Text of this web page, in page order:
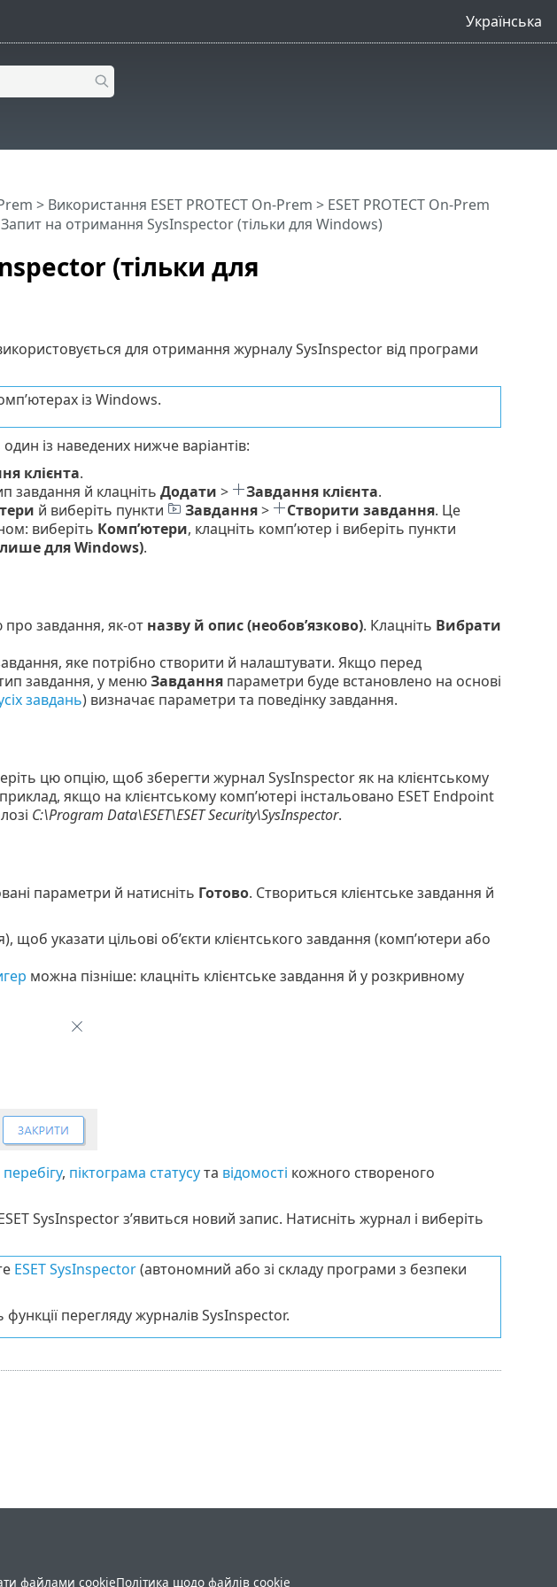
Українська
(тільки для
> Використання ESET PROTECT On-Prem > ESET PROTECT On-Prem
на отримання SysInspector (тільки для Windows)
для отримання журналу SysInspector від програми
із Windows.
із наведених нижче варіантів:
клієнта.
завдання й клацніть Додати > Завдання клієнта.
й виберіть пункти Завдання> Створити завдання. Це
виберіть Комп’ютери, клацніть комп’ютер і виберіть пункти
для Windows).
завдання, як-от назву й опис (необов’язково). Клацніть Вибрати
яке потрібно створити й налаштувати. Якщо перед
завдання, у менюЗавданняпараметри буде встановлено на основі
завдань) визначає параметри та поведінку завдання.
цю опцію, щоб зберегти журнал SysInspector як на клієнтському
якщо на клієнтському комп’ютері інстальовано ESET Endpoint
C:\Program Data\ESET\ESET Security\SysInspector.
параметри й натисніть Готово. Створиться клієнтське завдання й
щоб указати цільові об’єкти клієнтського завдання (комп’ютери або
можна пізніше: клацніть клієнтське завдання й у розкривному
, піктограма статусута відомості кожного створеного
SysInspector з’явиться новий запис. Натисніть журнал і виберіть
ESET SysInspector(автономний або зі складу програми з безпеки
перегляду журналів SysInspector.
файлами cookieПолітика щодо файлів cookie